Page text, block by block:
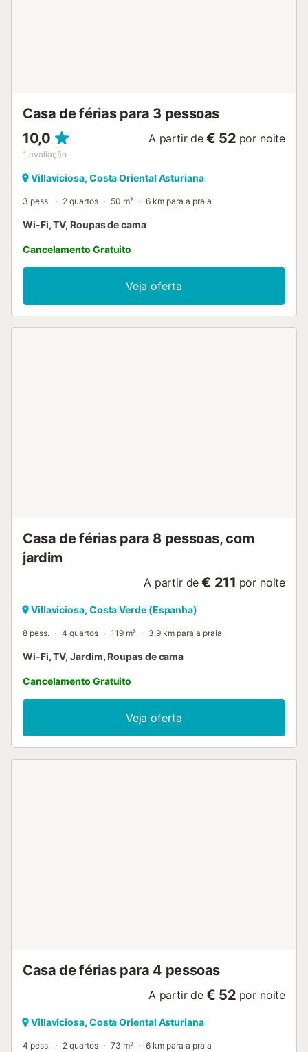
Casa de férias para 3 pessoas
10,0
1 avaliação
A partir de € 52 por noite
Villaviciosa, Costa Oriental Asturiana
3 pess. 2 quartos 50 m² 6 km para a praia
Wi-Fi, TV, Roupas de cama
Cancelamento Gratuito
Veja oferta
Casa de férias para 8 pessoas, com
jardim
A partir de € 211 por noite
Villaviciosa, Costa Verde (Espanha)
8 pess. 4 quartos 119 m² 3,9 km para a praia
Wi-Fi, TV, Jardim, Roupas de cama
Cancelamento Gratuito
Veja oferta
Casa de férias para 4 pessoas
A partir de € 52 por noite
Villaviciosa, Costa Oriental Asturiana
4 pess. 2 quartos 73 m² 6 km para a praia